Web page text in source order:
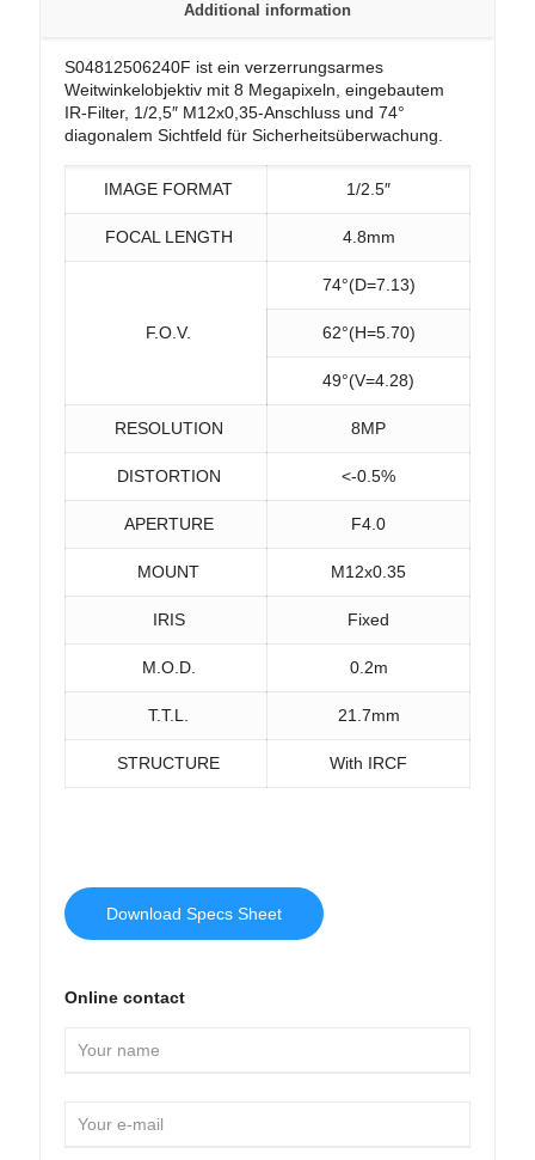
Additional information
S04812506240F ist ein verzerrungsarmes
Weitwinkelobjektiv mit 8 Megapixeln, eingebautem
IR-Filter, 1/2,5″ M12x0,35-Anschluss und 74°
diagonalem Sichtfeld für Sicherheitsüberwachung.
IMAGE FORMAT 1/2.5″
FOCAL LENGTH 4.8mm
F.O.V.
74°(D=7.13)
62°(H=5.70)
49°(V=4.28)
RESOLUTION 8MP
DISTORTION <-0.5%
APERTURE F4.0
MOUNT M12x0.35
IRIS Fixed
M.O.D. 0.2m
T.T.L. 21.7mm
STRUCTURE With IRCF
Download Specs Sheet
Online contact